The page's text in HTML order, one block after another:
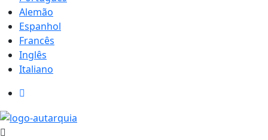
Alemão
Espanhol
Francês
Inglês
Italiano